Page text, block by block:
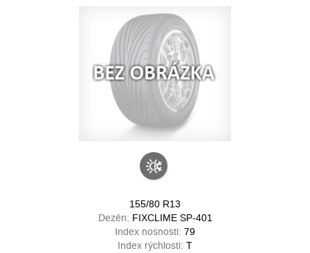
155/80 R13
Dezén: FIXCLIME SP-401
Index nosnosti: 79
Index rýchlosti: T